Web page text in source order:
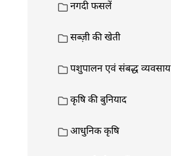
नगदी फसलें
सब्ज़ी की खेती
पशुपालन एवं संबद्ध व्यवसाय
कृषि की बुनियाद
आधुनिक कृषि